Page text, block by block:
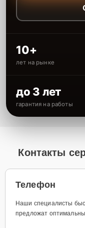
10+
лет на рынке
до 3 лет
гарантия на работы
Контакты
Телефон
Наши специалисты
предложат